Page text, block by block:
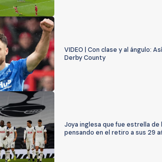
VIDEO | Con clase y al ángulo:
Derby County
Joya inglesa que fue estrella
pensando en el retiro a sus 29